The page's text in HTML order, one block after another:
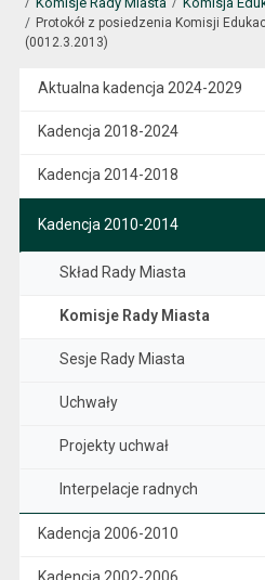
Protokół z posiedzenia Komisji
(0012.3.2013)
Aktualna kadencja 2024-2029
Kadencja 2018-2024
Kadencja 2014-2018
Kadencja 2010-2014
Skład Rady Miasta
Komisje Rady Miasta
Sesje Rady Miasta
Uchwały
Projekty uchwał
Interpelacje radnych
Kadencja 2006-2010